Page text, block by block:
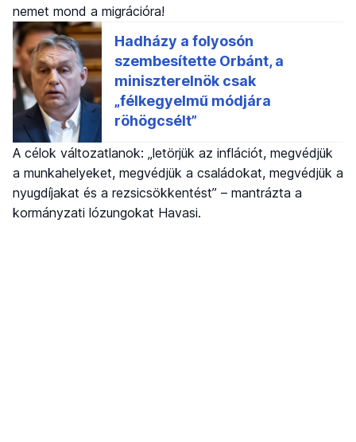
nemet mond a migrációra!
A célok változatlanok: „letörjük az inflációt, megvédjük
a munkahelyeket, megvédjük a családokat, megvédjük a
nyugdíjakat és a rezsicsökkentést” – mantrázta a
kormányzati lózungokat Havasi.